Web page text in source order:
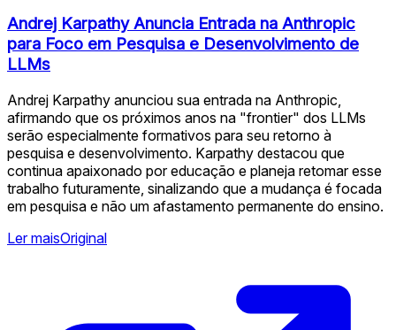
Andrej Karpathy Anuncia Entrada na Anthropic
para Foco em Pesquisa e Desenvolvimento de
LLMs
Andrej Karpathy anunciou sua entrada na Anthropic,
afirmando que os próximos anos na "frontier" dos LLMs
serão especialmente formativos para seu retorno à
pesquisa e desenvolvimento. Karpathy destacou que
continua apaixonado por educação e planeja retomar esse
trabalho futuramente, sinalizando que a mudança é focada
em pesquisa e não um afastamento permanente do ensino.
Ler maisOriginal